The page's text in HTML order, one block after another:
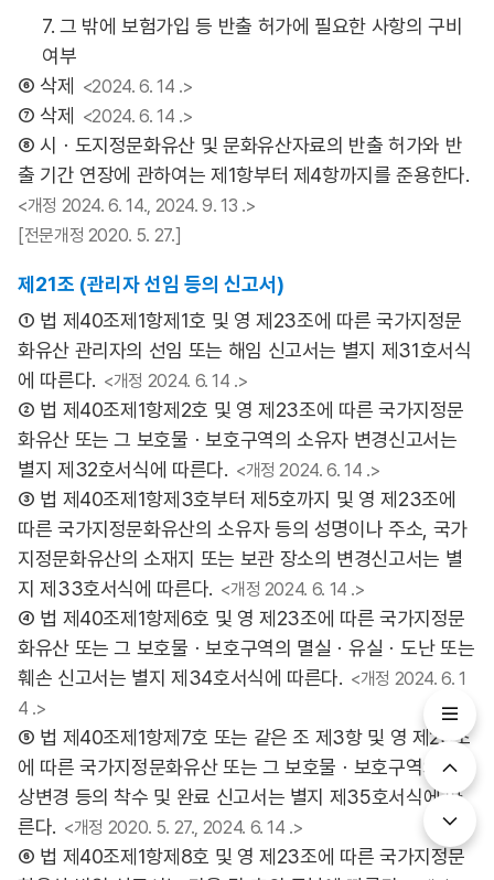
7. 그 밖에 보험가입 등 반출 허가에 필요한 사항의 구비
여부
⑥ 삭제
<2024. 6. 14 .>
⑦ 삭제 <2024. 6. 14 .>
⑧ 시ㆍ도지정문화유산 및 문화유산자료의 반출 허가와 반
출 기간 연장에 관하여는 제1항부터 제4항까지를 준용한다.
<개정 2024. 6. 14., 2024. 9. 13 .>
[전문개정 2020. 5. 27.]
제21조 (관리자 선임 등의 신고서)
① 법 제40조제1항제1호 및 영 제23조에 따른 국가지정문
화유산 관리자의 선임 또는 해임 신고서는 별지 제31호서식
에 따른다. <개정 2024. 6. 14 .>
② 법 제40조제1항제2호 및 영 제23조에 따른 국가지정문
화유산 또는 그 보호물ㆍ보호구역의 소유자 변경신고서는
별지 제32호서식에 따른다. <개정 2024. 6. 14 .>
③ 법 제40조제1항제3호부터 제5호까지 및 영 제23조에
따른 국가지정문화유산의 소유자 등의 성명이나 주소, 국가
지정문화유산의 소재지 또는 보관 장소의 변경신고서는 별
지 제33호서식에 따른다. <개정 2024. 6. 14 .>
④ 법 제40조제1항제6호 및 영 제23조에 따른 국가지정문
화유산 또는 그 보호물ㆍ보호구역의 멸실ㆍ유실ㆍ도난 또는
훼손 신고서는 별지 제34호서식에 따른다. <개정 2024. 6. 1
4 .>
⑤ 법 제40조제1항제7호 또는 같은 조 제3항 및 영 제23조
에 따른 국가지정문화유산 또는 그 보호물ㆍ보호구역의 현
상변경 등의 착수 및 완료 신고서는 별지 제35호서식에 따
른다. <개정 2020. 5. 27., 2024. 6. 14 .>
⑥ 법 제40조제1항제8호 및 영 제23조에 따른 국가지정문